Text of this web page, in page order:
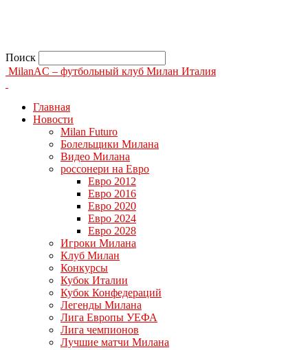
Поиск
MilanAC – футбольный клуб Милан Италия
Главная
Новости
Milan Futuro
Болельщики Милана
Видео Милана
россонери на Евро
Евро 2012
Евро 2016
Евро 2020
Евро 2024
Евро 2028
Игроки Милана
Клуб Милан
Конкурсы
Кубок Италии
Кубок Конфедераций
Легенды Милана
Лига Европы УЕФА
Лига чемпионов
Лучшие матчи Милана